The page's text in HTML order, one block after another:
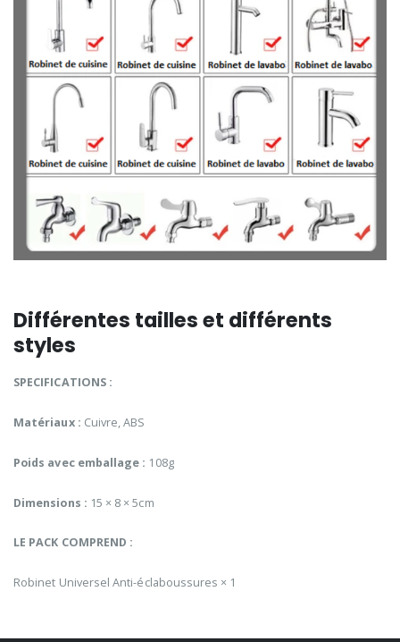
Différentes tailles et différents
styles
SPECIFICATIONS :
Matériaux : Cuivre, ABS
Poids avec emballage : 108g
Dimensions : 15 × 8 × 5cm
LE PACK COMPREND :
Robinet Universel Anti-éclaboussures × 1